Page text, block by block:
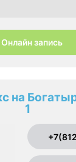
Онлайн запись
на
1